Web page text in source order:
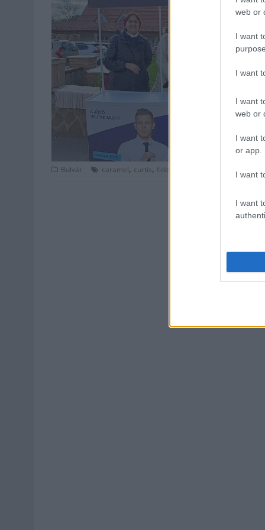
web or
I want
I want
I want
web or
I want
or app.
I want
I want
Bulvár caramel, curtis, fidesz marsalkó